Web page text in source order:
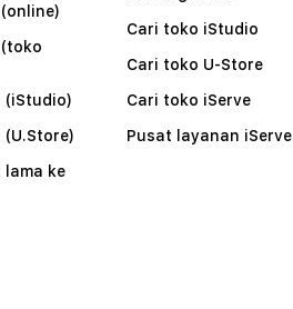
lama ke
Cari toko iStudio
Cari toko U-Store
Cari toko iServe
Pusat layanan iServe